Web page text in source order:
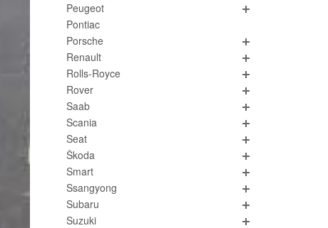
Peugeot
Pontiac
Porsche
Renault
Rolls-Royce
Rover
Saab
Scania
Seat
Škoda
Smart
Ssangyong
Subaru
Suzuki